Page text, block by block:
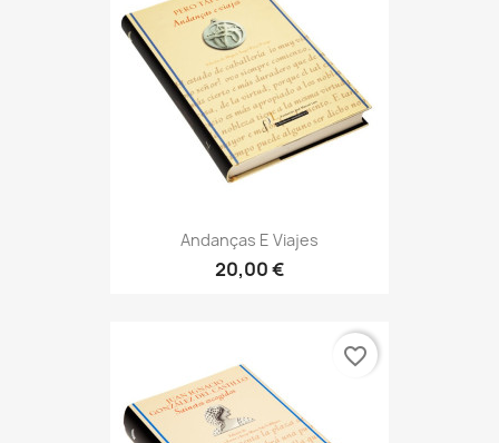
Andanças E Viajes
20,00 €
favorite_border